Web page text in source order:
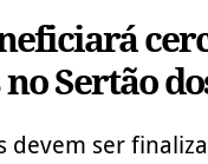
Sertão
devem ser